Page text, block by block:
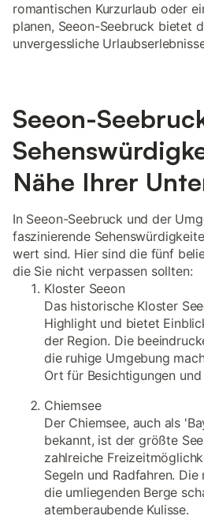
romantischen Kurzurlaub oder
planen, Seeon-Seebruck bietet
unvergessliche
Seeon-
Nähe Ihrer
In Seeon-Seebruck und der
faszinierende
wert sind. Hier sind die fünf
die Sie nicht verpassen sollten:
Kloster Seeon
Das historische Kloster
Highlight und bietet
der Region. Die
die ruhige Umgebung
Ort für Besichtigungen und
Chiemsee
Der Chiemsee, auch als
bekannt, ist der größte
zahlreiche
Segeln und Radfahren.
die umliegenden Berge
atemberaubende Kulisse.